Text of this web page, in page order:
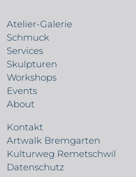
Atelier-Galerie
Schmuck
Services
Skulpturen
Workshops
Events
About
Kontakt
Artwalk Bremgarten
Kulturweg Remetschwil
Datenschutz